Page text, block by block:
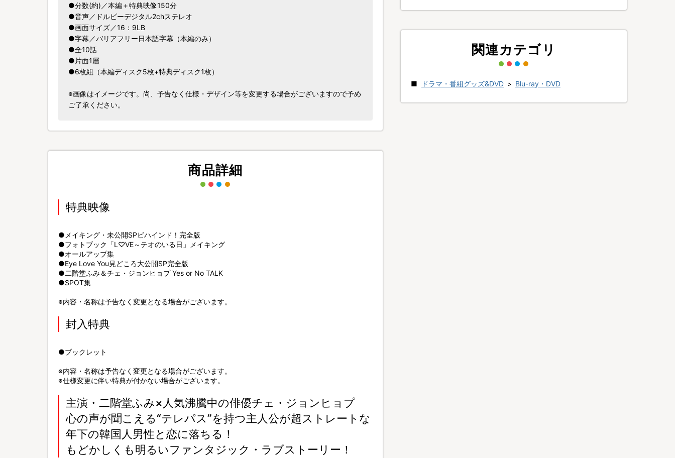
●分数(約)／本編＋特典映像150分
●音声／ドルビーデジタル2chステレオ
●画面サイズ／16：9LB
●字幕／バリアフリー日本語字幕（本編のみ）
●全10話
●片面1層
●6枚組（本編ディスク5枚+特典ディスク1枚）
※画像はイメージです。尚、予告なく仕様・デザイン等を変更する場合がございますので予め
ご了承ください。
商品詳細
特典映像
●メイキング・未公開SPビハインド！完全版
●フォトブック「L♡VE～テオのいる日」メイキング
●オールアップ集
●Eye Love You見どころ大公開SP完全版
●二階堂ふみ＆チェ・ジョンヒョプ Yes or No TALK
●SPOT集
※内容・名称は予告なく変更となる場合がございます。
封入特典
●ブックレット
※内容・名称は予告なく変更となる場合がございます。
※仕様変更に伴い特典が付かない場合がございます。
主演・二階堂ふみ×人気沸騰中の俳優チェ・ジョンヒョプ
心の声が聞こえる“テレパス”を持つ主人公が超ストレートな
年下の韓国人男性と恋に落ちる！
もどかしくも明るいファンタジック・ラブストーリー！
関連カテゴリ
ドラマ・番組グッズ&DVD > Blu-ray・DVD